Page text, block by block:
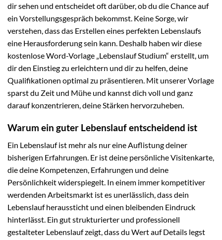
dir sehen und entscheidet oft darüber, ob du die Chance auf
ein Vorstellungsgespräch bekommst. Keine Sorge, wir
verstehen, dass das Erstellen eines perfekten Lebenslaufs
eine Herausforderung sein kann. Deshalb haben wir diese
kostenlose Word-Vorlage „Lebenslauf Studium“ erstellt, um
dir den Einstieg zu erleichtern und dir zu helfen, deine
Qualifikationen optimal zu präsentieren. Mit unserer Vorlage
sparst du Zeit und Mühe und kannst dich voll und ganz
darauf konzentrieren, deine Stärken hervorzuheben.
Warum ein guter Lebenslauf entscheidend ist
Ein Lebenslauf ist mehr als nur eine Auflistung deiner
bisherigen Erfahrungen. Er ist deine persönliche Visitenkarte,
die deine Kompetenzen, Erfahrungen und deine
Persönlichkeit widerspiegelt. In einem immer kompetitiver
werdenden Arbeitsmarkt ist es unerlässlich, dass dein
Lebenslauf heraussticht und einen bleibenden Eindruck
hinterlässt. Ein gut strukturierter und professionell
gestalteter Lebenslauf zeigt, dass du Wert auf Details legst